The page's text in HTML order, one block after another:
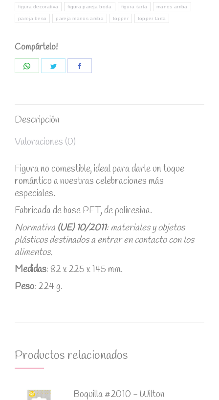
figura decorativa figura pareja boda figura tarta manos arriba
pareja beso pareja manos arriba topper topper tarta
Compártelo!
Descripción
Valoraciones (0)
Figura no comestible, ideal para darle un toque
romántico a nuestras celebraciones más
especiales.
Fabricada de base PET, de poliresina.
Normativa (UE) 10/2011: materiales y objetos
plásticos destinados a entrar en contacto con los
alimentos.
Medidas: 82 x 225 x 145 mm.
Peso: 224 g.
Productos relacionados
Boquilla #2010 - Wilton